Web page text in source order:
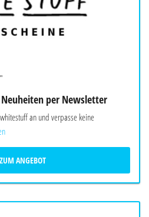
per Newsletter
an und verpasse keine
ZUM ANGEBOT